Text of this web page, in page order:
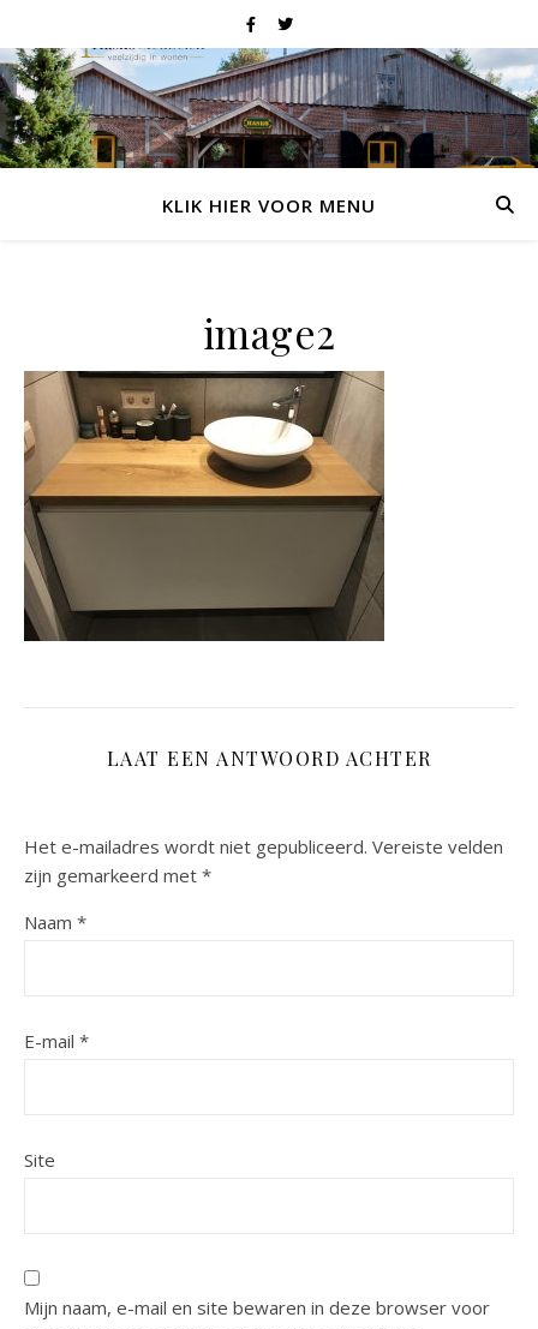
KLIK HIER VOOR MENU
image2
LAAT EEN ANTWOORD ACHTER
Het e-mailadres wordt niet gepubliceerd. Vereiste velden
zijn gemarkeerd met *
Naam *
E-mail *
Site
Mijn naam, e-mail en site bewaren in deze browser voor